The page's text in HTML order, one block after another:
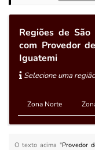
Regiões de
com Provedor
Iguatemi
Selecione uma
Zona Norte
O texto acima "Provedor